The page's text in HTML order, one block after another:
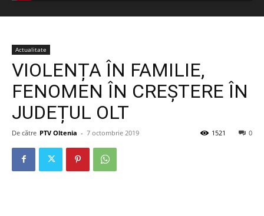
Actualitate
VIOLENȚA ÎN FAMILIE,
FENOMEN ÎN CREȘTERE ÎN
JUDEȚUL OLT
De către PTV Oltenia - 7 octombrie 2019 0
1521